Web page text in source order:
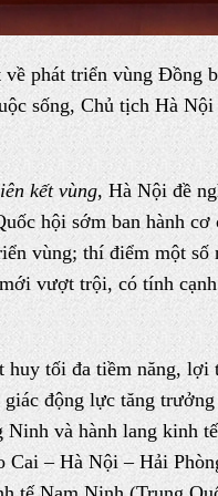
phát triển vùng Đồng
sống, Chủ tịch Hà
kết vùng, Hà Nội đề
hội sớm ban hành cơ
vùng; thí điểm một số
vượt trội, có tính
huy tối đa tiềm năng, lợi
giác động lực tăng
Ninh và hành lang kinh
Cai – Hà Nội – Hải